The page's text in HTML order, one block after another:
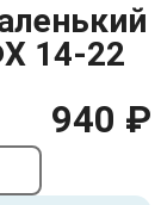
14-22
940 ₽